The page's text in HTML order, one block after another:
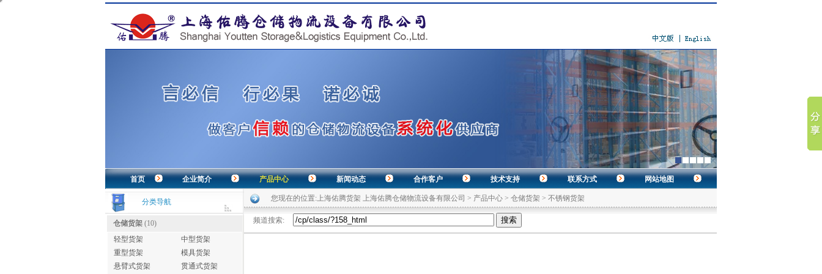
首页 企业简介 产品中心 新闻动态 合作客户 技术支持 联系方式 网站地图
分类导航
仓储货架 (10)
轻型货架
中型货架
重型货架
模具货架
悬臂式货架
贯通式货架
您现在的位置:上海佑腾货架 上海佑腾仓储物流设备有限公司 > 产品中心 > 仓储货架 > 不锈钢货架
频道搜索: